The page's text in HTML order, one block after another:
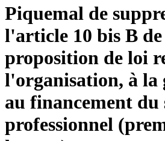
Piquemal de
l'article 10 bis B
proposition de loi
l'organisation, à la
au financement du
professionnel